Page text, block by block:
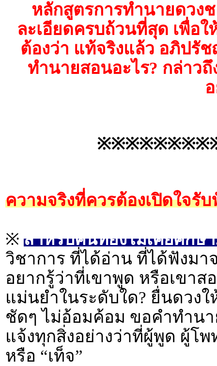
หลักสูตรการทำนายดวง
ละเอียดครบถ้วนที่สุด เพื่อ
ต้องว่า แท้จริงแล้ว อภิปรั
ทำนายสอนอะไร? กล่าว
ความจริงที่ควรต้องเปิดใจรับ
※ สำหรับคนที่ยังไม่เคยศึกษา
วิชาการ ที่ได้อ่าน ที่ได้ฟังมา
อยากรู้ว่าที่เขาพูด หรือเขา
แม่นยำในระดับใด? ยื่นดวง
ชัดๆ ไม่อ้อมค้อม ขอคำทำน
แจ้งทุกสิ่งอย่างว่าที่ผู้พูด ผู้โ
หรือ “เท็จ”